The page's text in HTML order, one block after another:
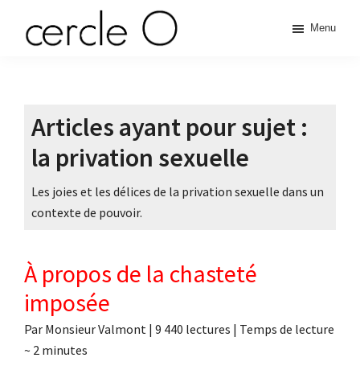
principale
O
érotique
Menu
Articles ayant pour sujet :
la privation sexuelle
Les joies et les délices de la privation sexuelle dans un
contexte de pouvoir.
À propos de la chasteté
imposée
Par Monsieur Valmont | 9 440 lectures | Temps de lecture
~ 2 minutes